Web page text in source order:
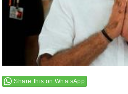
Share this on WhatsApp